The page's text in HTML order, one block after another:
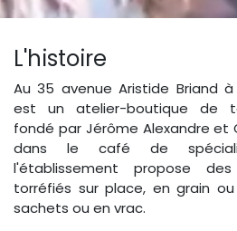
L'histoire
Au 35 avenue Aristide Briand à
est un atelier-boutique de
fondé par Jérôme Alexandre et
dans le café de
l'établissement propose des
torréfiés sur place, en grain
sachets ou en vrac.